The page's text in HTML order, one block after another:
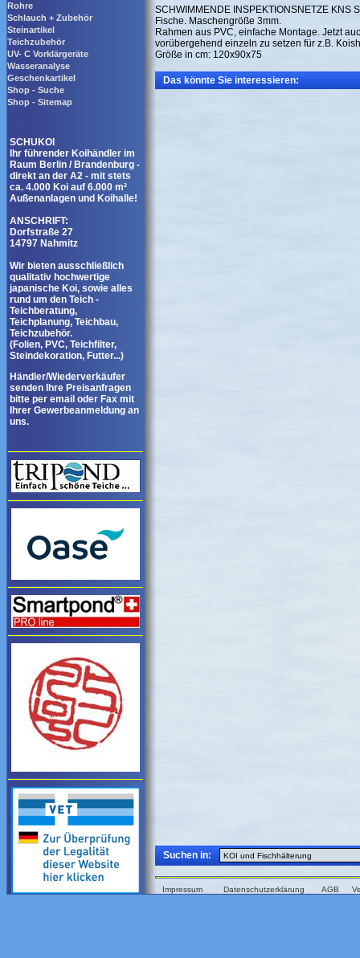
Rohre
Schlauch + Zubehör
Steinartikel
Teichzubehör
UV- C Vorklärgeräte
Wasseranalyse
Geschenkartikel
Shop - Suche
Shop - Sitemap
SCHUKOI
Ihr führender Koihändler im
Raum Berlin / Brandenburg -
direkt an der A2 - mit stets
ca. 4.000 Koi auf 6.000 m²
Außenanlagen und Koihalle!
ANSCHRIFT:
Dorfstraße 27
14797 Nahmitz
Wir bieten ausschließlich
qualitativ hochwertige
japanische Koi, sowie alles
rund um den Teich -
Teichberatung,
Teichplanung, Teichbau,
Teichzubehör.
(Folien, PVC, Teichfilter,
Steindekoration, Futter...)
Händler/Wiederverkäufer
senden Ihre Preisanfragen
bitte per email oder Fax mit
Ihrer Gewerbeanmeldung an
uns.
SCHWIMMENDE INSPEKTIONSNETZE
Fische. Maschengröße 3mm.
Rahmen aus PVC, einfache Montage. Jetzt
vorübergehend einzeln zu setzen für z.B.
Größe in cm: 120x90x75
Das könnte Sie interessieren:
Suchen in:
Impressum Datenschutzerklärung AGB